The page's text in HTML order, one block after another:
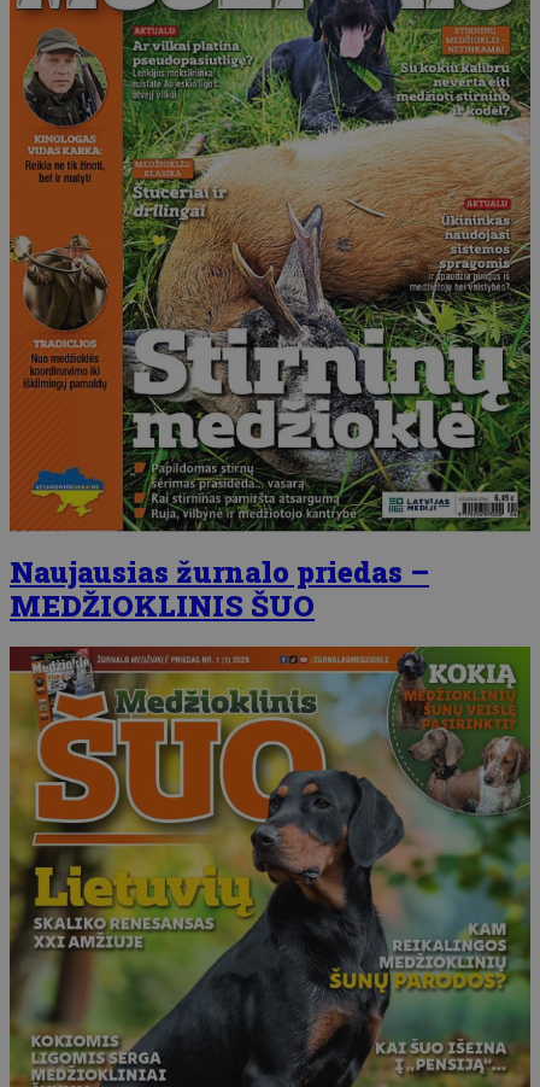
Naujausias žurnalo priedas –
MEDŽIOKLINIS ŠUO